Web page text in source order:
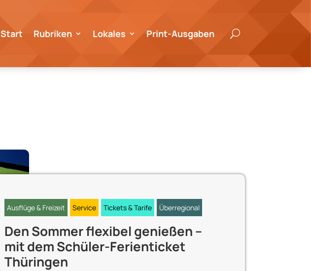
Start Rubriken Lokales Print-Ausgaben U
Ausflüge & Freizeit Service Tickets & Tarife Überregional
Den Sommer flexibel genießen –
mit dem Schüler-Ferienticket
Thüringen